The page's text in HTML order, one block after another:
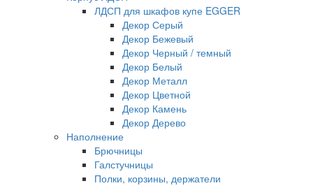
ЛДСП для шкафов купе EGGER
Декор Серый
Декор Бежевый
Декор Черный / темный
Декор Белый
Декор Металл
Декор Цветной
Декор Камень
Декор Дерево
Наполнение
Брючницы
Галстучницы
Полки, корзины, держатели